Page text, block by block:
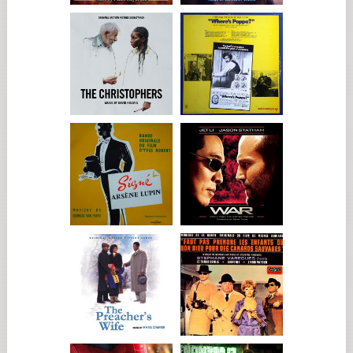
Puede que me haya ocurrido en ciertos periodos de mi vida,
aunque no tengo recuerdos muy concretos de ello. Creo que
lo que más me ha pesado ha sido la inversión en el trabajo. He
tenido un gusto casi frenético por la sala de ensayos o por
encerrarme en mi despacho para trabajar. Abstraerse de la
vida es una idea o una aspiración que me persiguió durante
mucho tiempo. Desde el nacimiento de mi hijo mayor, hace
diez años, eso ya no es posible. He renunciado a ello, y no sin
cierta felicidad.
El culto a la torre de marfil, que me acompañó durante años,
tiene aspectos oscuros: una incapacidad para enfrentarse a la
vida. Cuando uno se entrega únicamente al trabajo para llenar
todos los vacíos, también puede encontrarse con otro vacío:
el de una creación que ya no se alimenta de nada.
Al confiar su teléfono a Baptiste y excluirse de los demás,
Pierre se abre al mundo, se vuelve disponible… ¿Por qué el
teléfono lo alienaba como una adicción?...
Eso es lo que él afirma. Claramente hay una forma de
alienación. Curiosamente, a menudo se dice que las personas
que pasan todo el tiempo frente a las pantallas no son
hombres de letras. Pierre es paradójico en ese sentido.
Ganador del Prix Goncourt, parece necesitar constantemente
saber qué piensan los demás de él, qué quieren decirle y
cómo se lo dicen. Pero al mismo tiempo quiere liberarse de
todo eso: que otra persona se encargue por él y resuelva los